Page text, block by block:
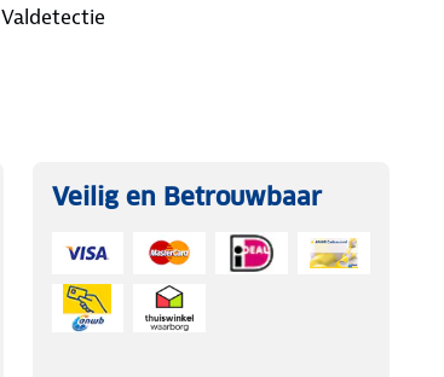
Valdetectie
Veilig en Betrouwbaar